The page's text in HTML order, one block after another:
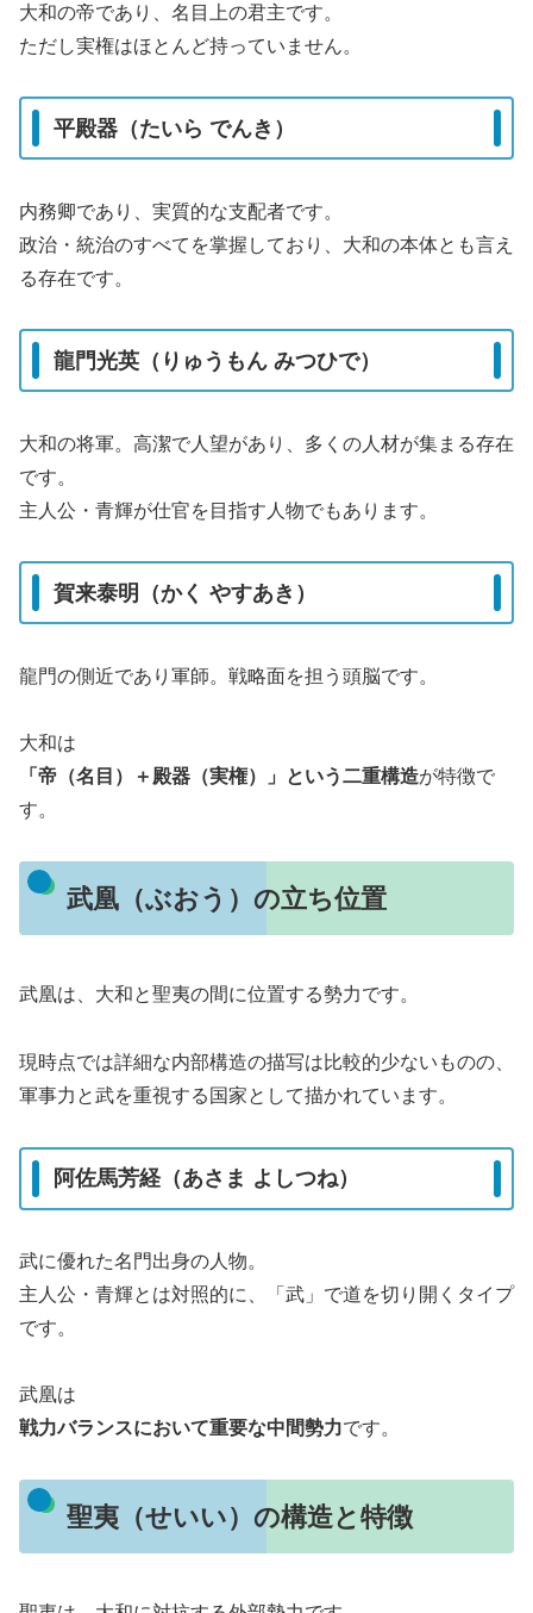
大和の帝であり、名目上の君主です。
ただし実権はほとんど持っていません。
平殿器（たいら でんき）
内務卿であり、実質的な支配者です。
政治・統治のすべてを掌握しており、大和の本体とも言え
る存在です。
龍門光英（りゅうもん みつひで）
大和の将軍。高潔で人望があり、多くの人材が集まる存在
です。
主人公・青輝が仕官を目指す人物でもあります。
賀来泰明（かく やすあき）
龍門の側近であり軍師。戦略面を担う頭脳です。
大和は
「帝（名目）＋殿器（実権）」という二重構造が特徴で
す。
武凰（ぶおう）の立ち位置
武凰は、大和と聖夷の間に位置する勢力です。
現時点では詳細な内部構造の描写は比較的少ないものの、
軍事力と武を重視する国家として描かれています。
阿佐馬芳経（あさま よしつね）
武に優れた名門出身の人物。
主人公・青輝とは対照的に、「武」で道を切り開くタイプ
です。
武凰は
戦力バランスにおいて重要な中間勢力です。
聖夷（せいい）の構造と特徴